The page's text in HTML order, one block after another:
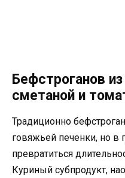
Бефстроганов
сметаной и
Традиционно
говяжьей печенки, но
превратиться
Куриный субпродукт,